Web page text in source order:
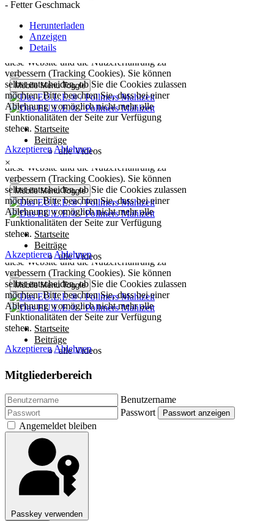
- Fetter Geschmack
Herunterladen
Anzeigen
Details
×
Mitgliederbereich
Benutzername
Passwort
Passwort anzeigen
Angemeldet bleiben
Passkey verwenden